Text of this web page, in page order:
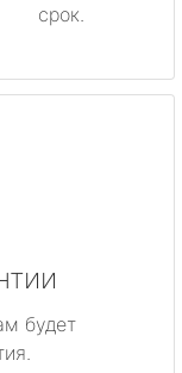
срок.
будет